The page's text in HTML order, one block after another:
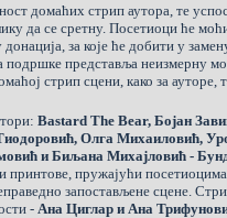
домаћих стрип аутора, те
да се сретну. Посетиоци ће
за које ће добити у
представља неизмерну
стрип сцени, како за ауторе,
Bastard The Bear, Бојан
Олга Михаиловић,
и Биљана Михајловић -
принтове, пружајући
запостављене сцене.
- Ана Циглар и Ана